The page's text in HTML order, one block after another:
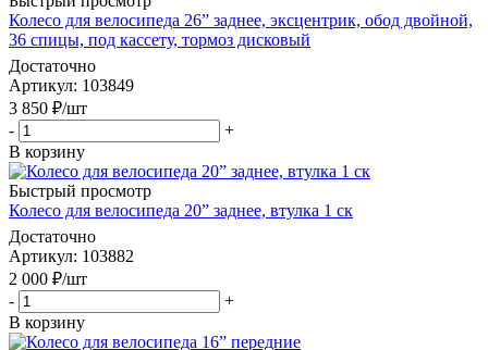
Колесо для велосипеда 26” заднее, эксцентрик, обод двойной,
36 спицы, под кассету, тормоз дисковый
Достаточно
Артикул: 103849
3 850 ₽/шт
-
+
В корзину
Быстрый просмотр
Колесо для велосипеда 20” заднее, втулка 1 ск
Достаточно
Артикул: 103882
2 000 ₽/шт
-
+
В корзину